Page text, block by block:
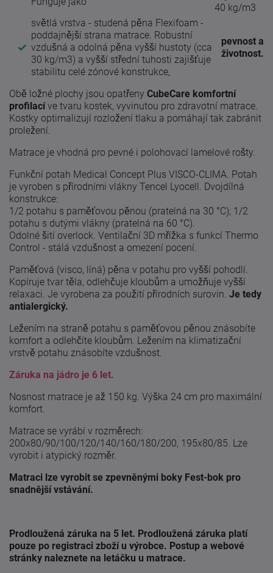
40 kg/m3
světlá vrstva - studená pěna Flexifoam -
poddajnější strana matrace. Robustní
vzdušná a odolná pěna vyšší hustoty (cca
30 kg/m3) a vyšší střední tuhosti zajišťuje
stabilitu celé zónové konstrukce,
pevnost a
životnost.
Obě ložné plochy jsou opatřeny CubeCare komfortní
profilacíve tvaru kostek, vyvinutou pro zdravotní matrace.
Kostky optimalizují rozložení tlaku a pomáhají tak zabránit
proležení.
Matrace je vhodná pro pevné i polohovací lamelové rošty.
Funkční potah Medical Concept Plus VISCO-CLIMA. Potah
je vyroben s přírodními vlákny Tencel Lyocell. Dvojdílná
konstrukce:
1/2 potahu s paměťovou pěnou (pratelná na 30 °C); 1/2
potahu s dutými vlákny (pratelná na 60 °C).
Odolné šití overlock. Ventilační 3D mřížka s funkcí Thermo
Control - stálá vzdušnost a omezení pocení.
Paměťová (visco, líná) pěna v potahu pro vyšší pohodlí.
Kopíruje tvar těla, odlehčuje kloubům a umožňuje vyšší
relaxaci. Je vyrobena za použití přírodních surovin. Je tedy
antialergický.
Ležením na straně potahu s paměťovou pěnou znásobíte
komfort a odlehčíte kloubům. Ležením na klimatizační
vrstvě potahu znásobíte vzdušnost.
Záruka na jádro je 6 let.
Nosnost matrace je až 150 kg. Výška 24 cm pro maximální
komfort.
Matrace se vyrábí v rozměrech:
200x80/90/100/120/140/160/180/200, 195x80/85. Lze
vyrobit i atypický rozměr.
Matraci lze vyrobit se zpevněnými boky Fest-bok pro
snadnější vstávání.
Prodloužená záruka na 5 let. Prodloužená záruka platí
pouze po registraci zboží u výrobce. Postup a webové
stránky naleznete na letáčku u matrace.